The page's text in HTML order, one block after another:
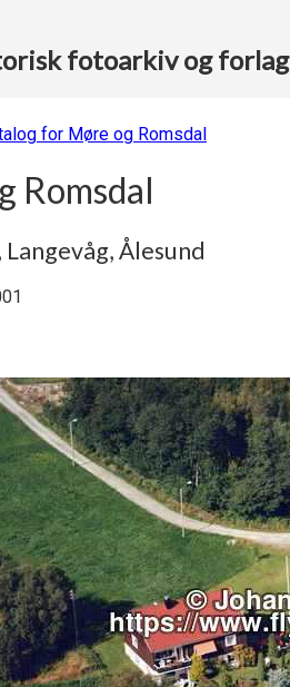
fotoarkiv og forlag
for Møre og Romsdal
Romsdal
Ålesund